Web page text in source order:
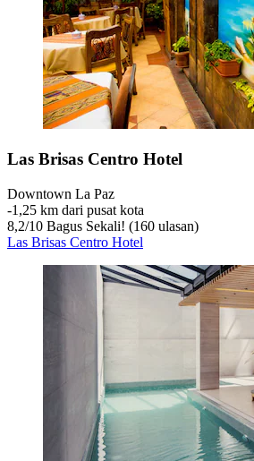
Las Brisas Centro Hotel
Downtown La Paz
‐1,25 km dari pusat kota
8,2/10 Bagus Sekali! (160 ulasan)
Las Brisas Centro Hotel